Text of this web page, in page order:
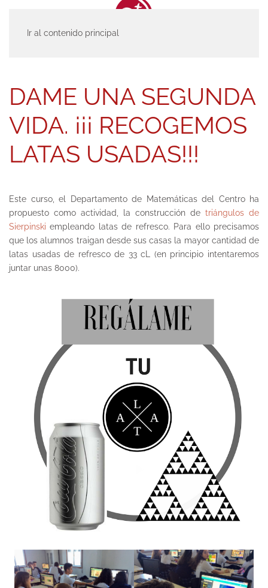
Ir al contenido principal
DAME UNA SEGUNDA
VIDA. ¡¡¡ RECOGEMOS
LATAS USADAS!!!
Este curso, el Departamento de Matemáticas del Centro ha
propuesto como actividad, la construcción de triángulos de
Sierpinski empleando latas de refresco. Para ello precisamos
que los alumnos traigan desde sus casas la mayor cantidad de
latas usadas de refresco de 33 cL (en principio intentaremos
juntar unas 8000).